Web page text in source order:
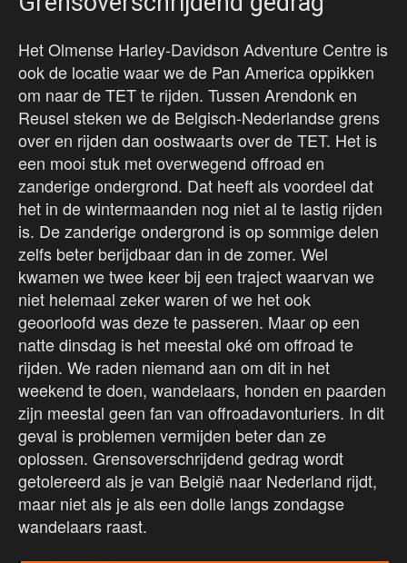
Het Olmense Harley-Davidson Adventure Centre is
ook de locatie waar we de Pan America oppikken
om naar de TET te rijden. Tussen Arendonk en
Reusel steken we de Belgisch-Nederlandse grens
over en rijden dan oostwaarts over de TET. Het is
een mooi stuk met overwegend offroad en
zanderige ondergrond. Dat heeft als voordeel dat
het in de wintermaanden nog niet al te lastig rijden
is. De zanderige ondergrond is op sommige delen
zelfs beter berijdbaar dan in de zomer. Wel
kwamen we twee keer bij een traject waarvan we
niet helemaal zeker waren of we het ook
geoorloofd was deze te passeren. Maar op een
natte dinsdag is het meestal oké om offroad te
rijden. We raden niemand aan om dit in het
weekend te doen, wandelaars, honden en paarden
zijn meestal geen fan van offroadavonturiers. In dit
geval is problemen vermijden beter dan ze
oplossen. Grensoverschrijdend gedrag wordt
getolereerd als je van België naar Nederland rijdt,
maar niet als je als een dolle langs zondagse
wandelaars raast.